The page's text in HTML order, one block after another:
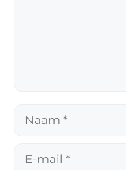
Naam